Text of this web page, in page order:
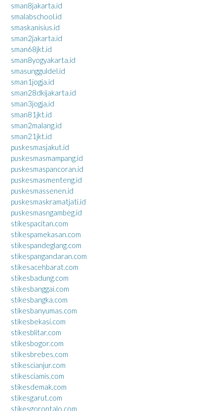
sman8jakarta.id
smalabschool.id
smaskanisius.id
sman2jakarta.id
sman68jkt.id
sman8yogyakarta.id
smasungguldel.id
sman1jogja.id
sman28dkijakarta.id
sman3jogja.id
sman81jkt.id
sman2malang.id
sman21jkt.id
puskesmasjakut.id
puskesmasmampang.id
puskesmaspancoran.id
puskesmasmenteng.id
puskesmassenen.id
puskesmaskramatjati.id
puskesmasngambeg.id
stikespacitan.com
stikespamekasan.com
stikespandeglang.com
stikespangandaran.com
stikesacehbarat.com
stikesbadung.com
stikesbanggai.com
stikesbangka.com
stikesbanyumas.com
stikesbekasi.com
stikesblitar.com
stikesbogor.com
stikesbrebes.com
stikescianjur.com
stikesciamis.com
stikesdemak.com
stikesgarut.com
stikesgorontalo.com